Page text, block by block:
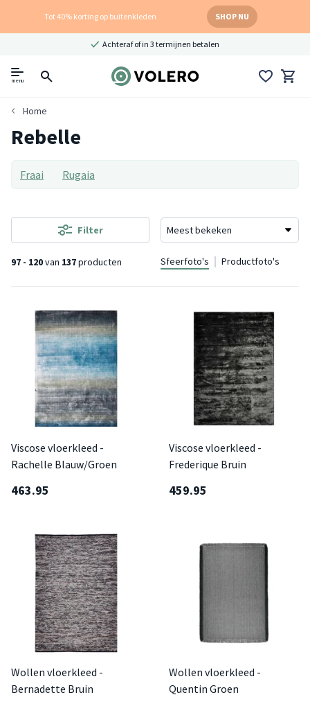
Tot 40% korting op buitenkleden SHOP NU
Achteraf of in 3 termijnen betalen
menu
Home
Rebelle
Fraai Rugaia
97 - 120van 137producten
Filter
Sfeerfoto's Productfoto's
Viscose vloerkleed -
Rachelle Blauw/Groen
463.95
Viscose vloerkleed -
Frederique Bruin
459.95
Wollen vloerkleed -
Bernadette Bruin
Wollen vloerkleed -
Quentin Groen